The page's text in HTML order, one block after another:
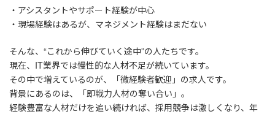
・アシスタントやサポート経験が中心
・現場経験はあるが、マネジメント経験はまだない
そんな、“これから伸びていく途中”の人たちです。
現在、IT業界では慢性的な人材不足が続いています。
その中で増えているのが、「微経験者歓迎」の求人です。
背景にあるのは、「即戦力人材の奪い合い」。
経験豊富な人材だけを追い続ければ、採用競争は激しくなり、年